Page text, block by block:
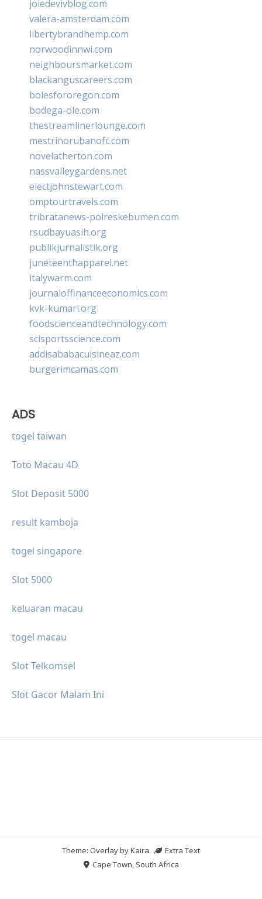
joiedevivblog.com
valera-amsterdam.com
libertybrandhemp.com
norwoodinnwi.com
neighboursmarket.com
blackanguscareers.com
bolesfororegon.com
bodega-ole.com
thestreamlinerlounge.com
mestrinorubanofc.com
novelatherton.com
nassvalleygardens.net
electjohnstewart.com
omptourtravels.com
tribratanews-polreskebumen.com
rsudbayuasih.org
publikjurnalistik.org
juneteenthapparel.net
italywarm.com
journaloffinanceeconomics.com
kvk-kumari.org
foodscienceandtechnology.com
scisportsscience.com
addisababacuisineaz.com
burgerimcamas.com
ADS
togel taiwan
Toto Macau 4D
Slot Deposit 5000
result kamboja
togel singapore
Slot 5000
keluaran macau
togel macau
Slot Telkomsel
Slot Gacor Malam Ini
Theme: Overlay byKaira.
Extra Text
Cape Town, South Africa